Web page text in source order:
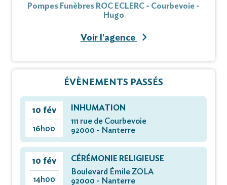
Pompes Funèbres ROC ECLERC - Courbevoie -
Hugo
Voir l'agence
ÉVÈNEMENTS PASSÉS
10 fév
16h00
INHUMATION
111 rue de Courbevoie
92000 - Nanterre
10 fév
14h00
CÉRÉMONIE RELIGIEUSE
Boulevard Émile ZOLA
92000 - Nanterre